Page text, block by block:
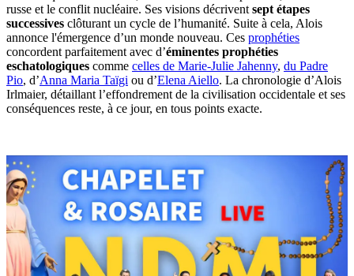
russe et le conflit nucléaire. Ses visions décrivent sept étapes
successives clôturant un cycle de l’humanité. Suite à cela, Alois
annonce l'émergence d’un monde nouveau. Ces prophéties
concordent parfaitement avec d’éminentes prophéties
eschatologiques comme celles de Marie-Julie Jahenny, du Padre
Pio, d’Anna Maria Taïgi ou d’Elena Aiello. La chronologie d’Alois
Irlmaier, détaillant l’effondrement de la civilisation occidentale et ses
conséquences reste, à ce jour, en tous points exacte.